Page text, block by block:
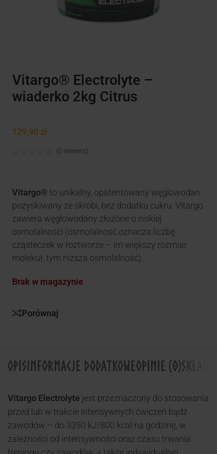
Vitargo® Electrolyte –
wiaderko 2kg Citrus
129,90 zł
(0 reviews)
Vitargo® to unikalny, opatentowany węglowodan
pozyskiwany ze skrobi, bez dodatku cukru. Vitargo
zawiera węglowodany złożone o niskiej
osmolalności (osmolalność oznacza liczbę
cząsteczek w roztworze – im większy rozmiar
molekuł, tym niższa osmolalność).
Brak w magazynie
Porównaj
OPISINFORMACJE DODATKOWEOPINIE (0)
Vitargo Electrolyte jest przeznaczony do stosowania
przed lub w trakcie intensywnych ćwiczeń bądź
zawodów – do 3350 kJ/800 kcal na godzinę, w
zależności od intensywności oraz czasu trwania